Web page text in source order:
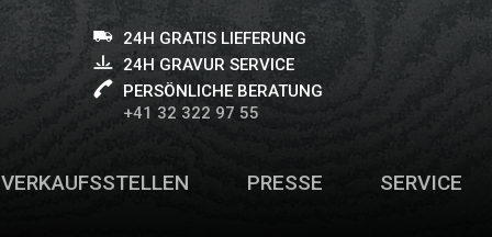
24H GRATIS LIEFERUNG
24H GRAVUR SERVICE
PERSÖNLICHE BERATUNG
+41 32 322 97 55
VERKAUFSSTELLEN PRESSE SERVICE